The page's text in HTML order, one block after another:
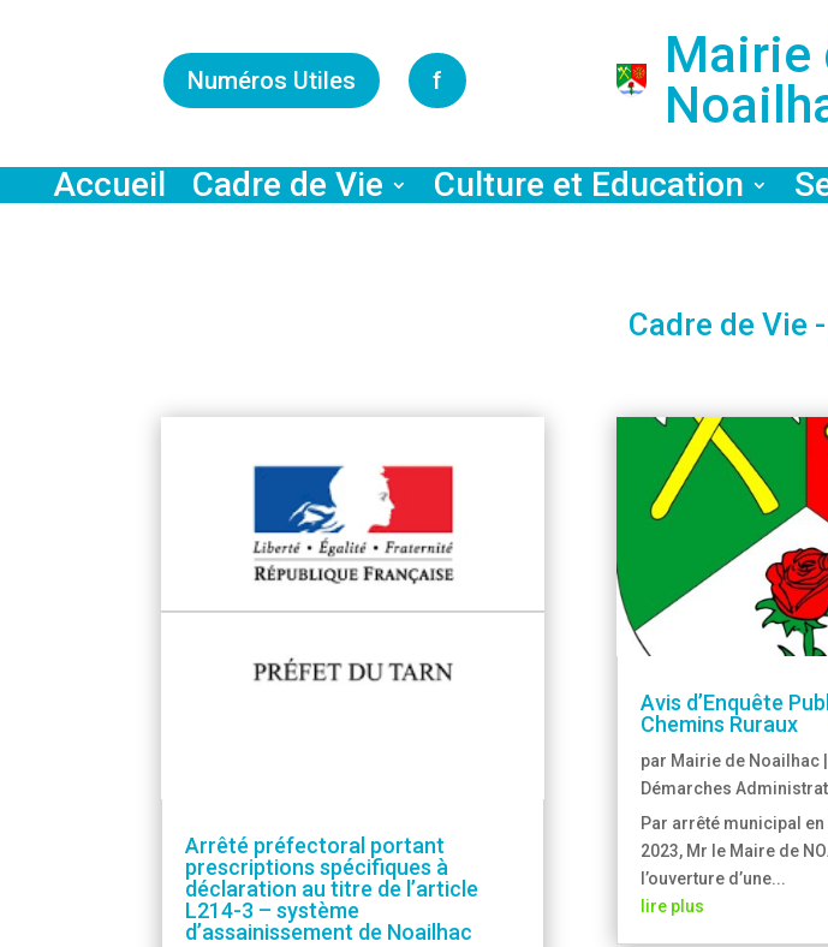
Numéros Utiles f
Mairie
Accueil Cadre de Vie Culture et Education
Cadre de Vie -
Arrêté préfectoral portant
prescriptions spécifiques à
déclaration au titre de l’article
L214-3 – système
d’assainissement de Noailhac
Avis d’Enquête
Chemins Ruraux
par Mairie de Noailhac|
Démarches
Par arrêté municipal en
2023, Mr le Maire de
l’ouverture d’une...
lire plus